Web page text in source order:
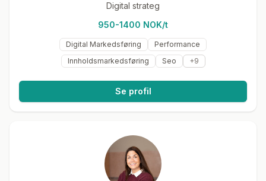
Digital strateg
950-1400 NOK/t
Digital Markedsføring
Performance
Innholdsmarkedsføring
Seo +9
Se profil